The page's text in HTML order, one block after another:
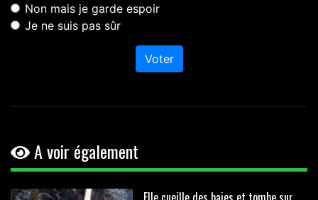
Non mais je garde espoir
Je ne suis pas sûr
Voter
A voir également